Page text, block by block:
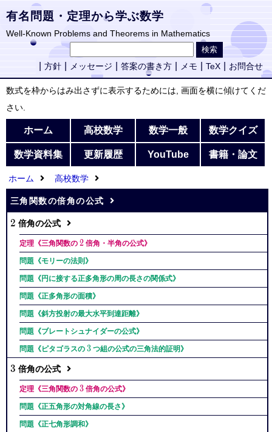
有名問題・定理から学ぶ数学
Well-Known Problems and Theorems in Mathematics
方針 メッセージ 答案の書き方 メモ TeX お問合せ
数式を枠からはみ出さずに表示するためには, 画面を横に傾けてくだ
さい.
ホーム 高校数学 数学一般 数学クイズ
数学資料集 更新履歴 YouTube 書籍・論文
ホーム 高校数学
三角関数の倍角の公式
2
2 倍角の公式
定理《三角関数の 2
2 倍角・半角の公式》
問題《モリーの法則》
問題《円に接する正多角形の周の長さの関係式》
問題《正多角形の面積》
問題《斜方投射の最大水平到達距離》
問題《ブレートシュナイダーの公式》
問題《ピタゴラスの 3
3 つ組の公式の三角法的証明》
3
3 倍角の公式
定理《三角関数の 3
3 倍角の公式》
問題《正五角形の対角線の長さ》
問題《正七角形調和》